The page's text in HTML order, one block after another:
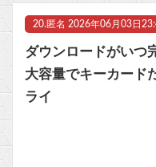
20. 匿名 2026年06月03日
ダウンロードがいつ
大容量でキーカード
ライ